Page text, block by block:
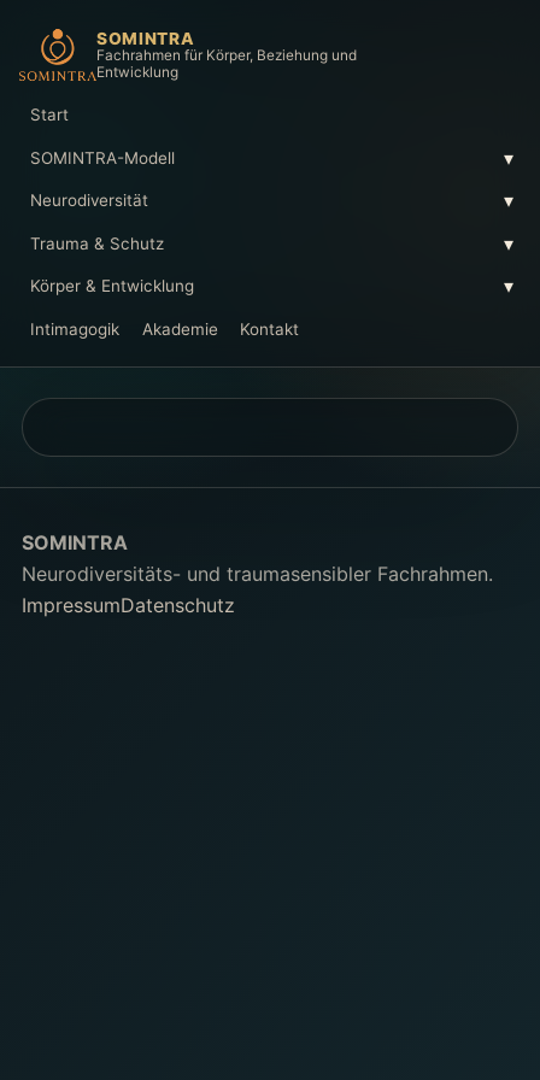
SOMINTRA
Fachrahmen für Körper, Beziehung und
Entwicklung
Start
SOMINTRA-Modell ▾
Neurodiversität ▾
Trauma & Schutz ▾
Körper & Entwicklung ▾
Intimagogik Akademie Kontakt
SOMINTRA
Neurodiversitäts- und traumasensibler Fachrahmen.
ImpressumDatenschutz